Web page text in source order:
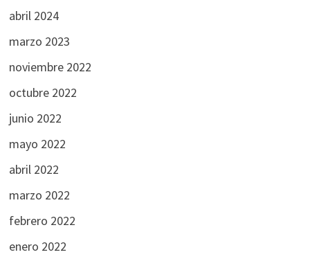
abril 2024
marzo 2023
noviembre 2022
octubre 2022
junio 2022
mayo 2022
abril 2022
marzo 2022
febrero 2022
enero 2022